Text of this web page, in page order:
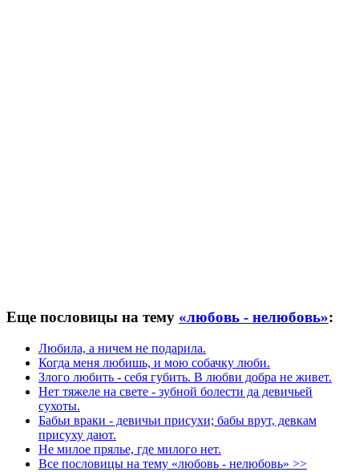
Еще пословицы на тему «любовь - нелюбовь»:
Любила, а ничем не подарила.
Когда меня любишь, и мою собачку люби.
Злого любить - себя губить. В любви добра не живет.
Нет тяжеле на свете - зубной болести да девичьей
сухоты.
Бабьи враки - девичьи присухи; бабы врут, девкам
присуху дают.
Не милое прялье, где милого нет.
Все пословицы на тему «любовь - нелюбовь» >>